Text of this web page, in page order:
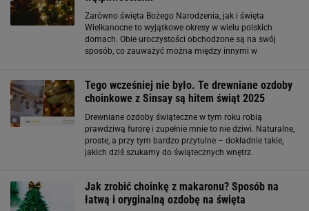
Zarówno święta Bożego Narodzenia, jak i święta
Wielkanocne to wyjątkowe okresy w wielu polskich
domach. Obie uroczystości obchodzone są na swój
sposób, co zauważyć można między innymi w
stroiki
Tego wcześniej nie było. Te drewniane ozdoby
choinkowe z Sinsay są hitem świąt 2025
Drewniane ozdoby świąteczne w tym roku robią
prawdziwą furorę i zupełnie mnie to nie dziwi. Naturalne,
proste, a przy tym bardzo przytulne – dokładnie takie,
jakich dziś szukamy do świątecznych wnętrz.
Jak zrobić choinkę z makaronu? Sposób na
łatwą i oryginalną ozdobę na święta